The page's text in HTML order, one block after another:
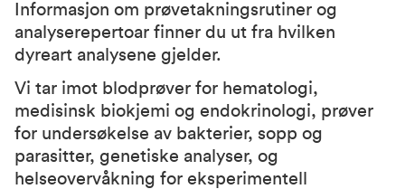
Informasjon om prøvetakningsrutiner og
analyserepertoar finner du ut fra hvilken
dyreart analysene gjelder.
Vi tar imot blodprøver for hematologi,
medisinsk biokjemi og endokrinologi, prøver
for undersøkelse av bakterier, sopp og
parasitter, genetiske analyser, og
helseovervåkning for eksperimentell